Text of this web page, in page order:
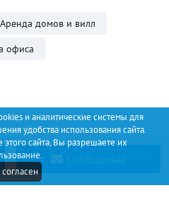
и аналитические системы для
удобства использования сайта.
сайта, Вы разрешаете их
Аренда домов и вилл
офиса
Сообщение